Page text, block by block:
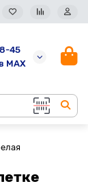
45
MAX